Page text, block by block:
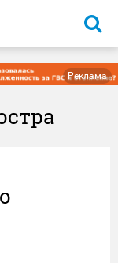
Реклама